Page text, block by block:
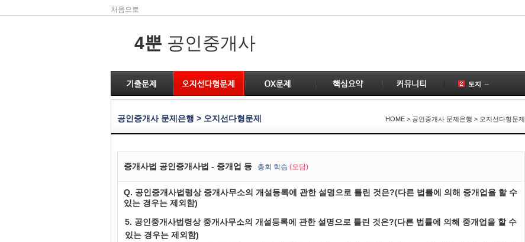
처음으로
4뿐 공인중개사
토지
공인중개사
계약 3
1
공인중개사 문제은행 > 오지선다형문제 HOME > 공인중개사 문제은행 > 오지선다형문제
중개사법 공인중개사법 - 중개업 등 총회 학습 (오답)
Q. 공인중개사법령상 중개사무소의 개설등록에 관한 설명으로 틀린 것은?(다른 법률에 의해 중개업을 할 수
있는 경우는 제외함)
5. 공인중개사법령상 중개사무소의 개설등록에 관한 설명으로 틀린 것은?(다른 법률에 의해 중개업을 할 수
있는 경우는 제외함)